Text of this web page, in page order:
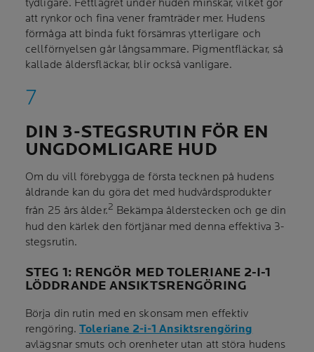
tydligare. Fettlagret under huden minskar, vilket gör
att rynkor och fina vener framträder mer. Hudens
förmåga att binda fukt försämras ytterligare och
cellförnyelsen går långsammare. Pigmentfläckar, så
kallade åldersfläckar, blir också vanligare.
DIN 3-STEGSRUTIN FÖR EN
UNGDOMLIGARE HUD
Om du vill förebygga de första tecknen på hudens
åldrande kan du göra det med hudvårdsprodukter
från 25 års ålder.2 Bekämpa ålderstecken och ge din
hud den kärlek den förtjänar med denna effektiva 3-
stegsrutin.
STEG 1: RENGÖR MED TOLERIANE 2-I-1
LÖDDRANDE ANSIKTSRENGÖRING
Börja din rutin med en skonsam men effektiv
rengöring.Toleriane 2-i-1 Ansiktsrengöring
avlägsnar smuts och orenheter utan att störa hudens